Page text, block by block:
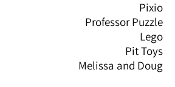
Pixio
Professor Puzzle
Lego
Pit Toys
Melissa and Doug